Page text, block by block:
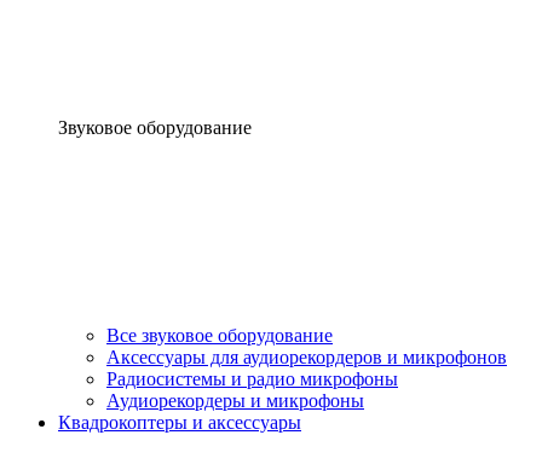
Звуковое оборудование
Все звуковое оборудование
Аксессуары для аудиорекордеров и микрофонов
Радиосистемы и радио микрофоны
Аудиорекордеры и микрофоны
Квадрокоптеры и аксессуары